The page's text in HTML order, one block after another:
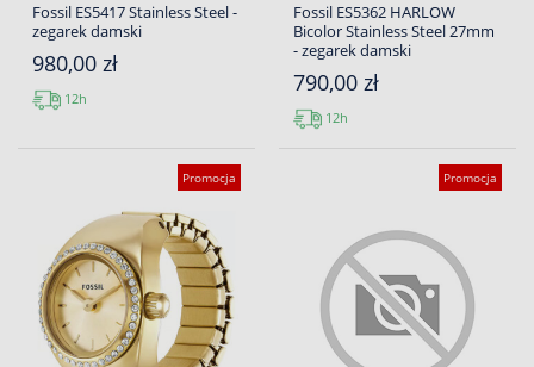
Fossil ES5417 Stainless Steel -
zegarek damski
980,00 zł
12h
Fossil ES5362 HARLOW
Bicolor Stainless Steel 27mm
- zegarek damski
790,00 zł
12h
Promocja Promocja